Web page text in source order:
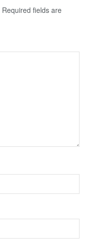
Required fields are